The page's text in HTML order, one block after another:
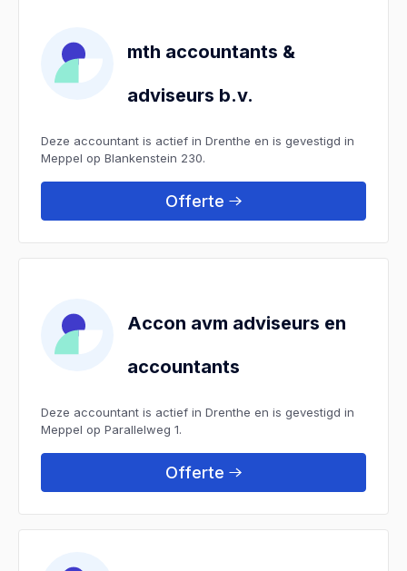
mth accountants &
adviseurs b.v.
Deze accountant is actief in Drenthe en is gevestigd in
Meppel op Blankenstein 230.
Offerte
Accon avm adviseurs en
accountants
Deze accountant is actief in Drenthe en is gevestigd in
Meppel op Parallelweg 1.
Offerte